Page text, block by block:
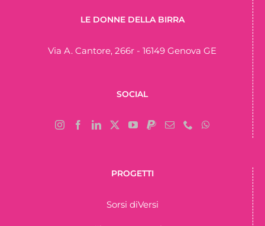
LE DONNE DELLA BIRRA
Via A. Cantore, 266r - 16149 Genova GE
SOCIAL
PROGETTI
Sorsi diVersi